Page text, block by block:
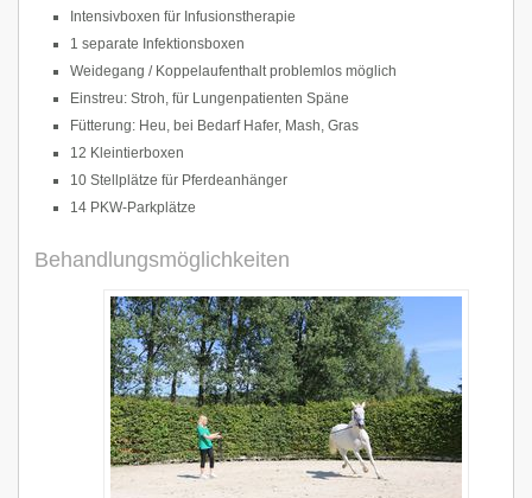
Intensivboxen für Infusionstherapie
1 separate Infektionsboxen
Weidegang / Koppelaufenthalt problemlos möglich
Einstreu: Stroh, für Lungenpatienten Späne
Fütterung: Heu, bei Bedarf Hafer, Mash, Gras
12 Kleintierboxen
10 Stellplätze für Pferdeanhänger
14 PKW-Parkplätze
Behandlungsmöglichkeiten